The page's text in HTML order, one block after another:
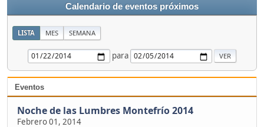
Calendario de eventos próximos
LISTA MES SEMANA
para
Eventos
Noche de las Lumbres Montefrío 2014
Febrero 01, 2014